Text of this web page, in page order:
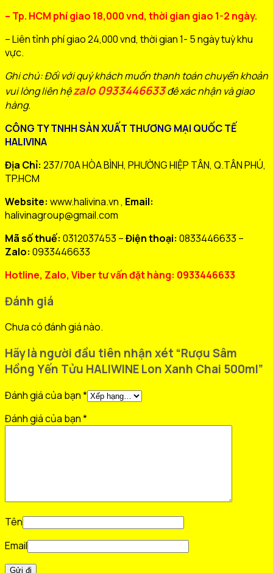
– Tp. HCM phí giao 18,000 vnd, thời gian giao 1-2 ngày.
– Liên tỉnh phí giao 24,000 vnd, thời gian 1- 5 ngày tuỳ khu
vực.
Ghi chú: Đối với quý khách muốn thanh toán chuyển khoản
vui lòng liên hệzalo 0933446633đê xác nhận và giao
hàng.
CÔNG TY TNHH SẢN XUẤT THƯƠNG MẠI QUỐC TẾ
HALIVINA
Địa Chỉ: 237/70A HÒA BÌNH, PHƯỜNG HIỆP TÂN, Q.TÂN PHÚ,
TP.HCM
Website: www.halivina.vn , Email:
halivinagroup@gmail.com
Mã số thuế: 0312037453 –Điện thoại: 0833446633 –
Zalo: 0933446633
Hotline, Zalo, Viber tư vấn đặt hàng: 0933446633
Đánh giá
Chưa có đánh giá nào.
Hãy là người đầu tiên nhận xét “Rượu Sâm
Hồng Yến Tửu HALIWINE Lon Xanh Chai 500ml”
Đánh giá của bạn*
Đánh giá của bạn*
Tên
Email